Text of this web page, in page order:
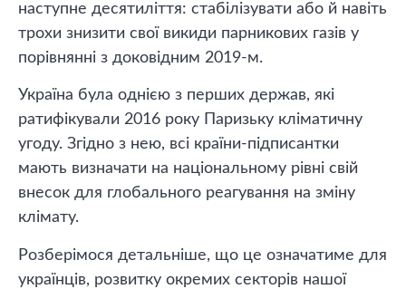
наступне десятиліття: стабілізувати або й навіть
трохи знизити свої викиди парникових газів у
порівнянні з доковідним 2019-м.
Україна була однією з перших держав, які
ратифікували 2016 року Паризьку кліматичну
угоду. Згідно з нею, всі країни-підписантки
мають визначати на національному рівні свій
внесок для глобального реагування на зміну
клімату.
Розберімося детальніше, що це означатиме для
українців, розвитку окремих секторів нашої